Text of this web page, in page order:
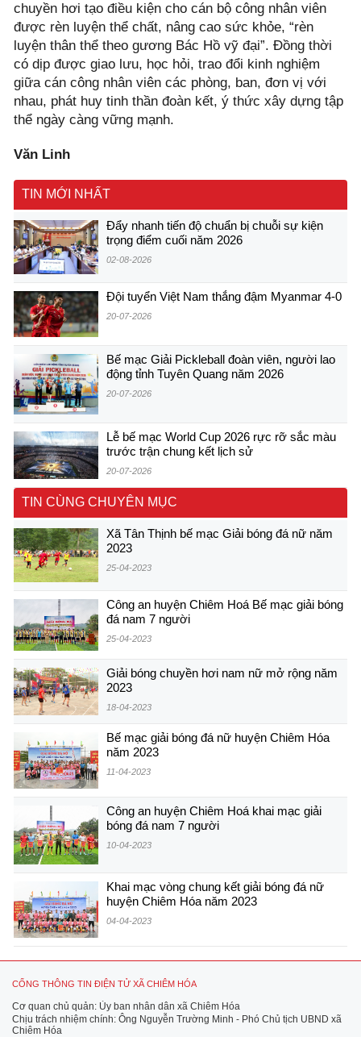
chuyền hơi tạo điều kiện cho cán bộ công nhân viên
được rèn luyện thể chất, nâng cao sức khỏe, “rèn
luyện thân thể theo gương Bác Hồ vỹ đại”. Đồng thời
có dịp được giao lưu, học hỏi, trao đổi kinh nghiệm
giữa cán công nhân viên các phòng, ban, đơn vị với
nhau, phát huy tinh thần đoàn kết, ý thức xây dựng tập
thể ngày càng vững mạnh.
Văn Linh
TIN MỚI NHẤT
Đẩy nhanh tiến độ chuẩn bị chuỗi sự kiện
trọng điểm cuối năm 2026
02-08-2026
Đội tuyển Việt Nam thắng đậm Myanmar 4-0
20-07-2026
Bế mạc Giải Pickleball đoàn viên, người lao
động tỉnh Tuyên Quang năm 2026
20-07-2026
Lễ bế mạc World Cup 2026 rực rỡ sắc màu
trước trận chung kết lịch sử
20-07-2026
TIN CÙNG CHUYÊN MỤC
Xã Tân Thịnh bế mạc Giải bóng đá nữ năm
2023
25-04-2023
Công an huyện Chiêm Hoá Bế mạc giải bóng
đá nam 7 người
25-04-2023
Giải bóng chuyền hơi nam nữ mở rộng năm
2023
18-04-2023
Bế mạc giải bóng đá nữ huyện Chiêm Hóa
năm 2023
11-04-2023
Công an huyện Chiêm Hoá khai mạc giải
bóng đá nam 7 người
10-04-2023
Khai mạc vòng chung kết giải bóng đá nữ
huyện Chiêm Hóa năm 2023
04-04-2023
CỔNG THÔNG TIN ĐIỆN TỬ XÃ CHIÊM HÓA
Cơ quan chủ quản: Ủy ban nhân dân xã Chiêm Hóa
Chịu trách nhiệm chính: Ông Nguyễn Trường Minh - Phó Chủ tịch UBND xã
Chiêm Hóa